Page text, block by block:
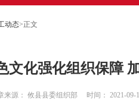
动态>正文
文化强化组织保障
来源： 攸县县委组织部 时间： 2021-09-